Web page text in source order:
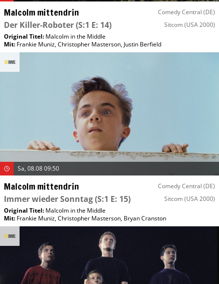
Malcolm mittendrin Comedy Central (DE)
Der Killer-Roboter(S:1 E: 14) Sitcom (USA 2000)
Original Titel: Malcolm in the Middle
Mit: Frankie Muniz,Christopher Masterson,Justin Berfield
Sa, 08.08 09:50
Malcolm mittendrin Comedy Central (DE)
Immer wieder Sonntag(S:1 E: 15) Sitcom (USA 2000)
Original Titel: Malcolm in the Middle
Mit: Frankie Muniz,Christopher Masterson, Bryan Cranston